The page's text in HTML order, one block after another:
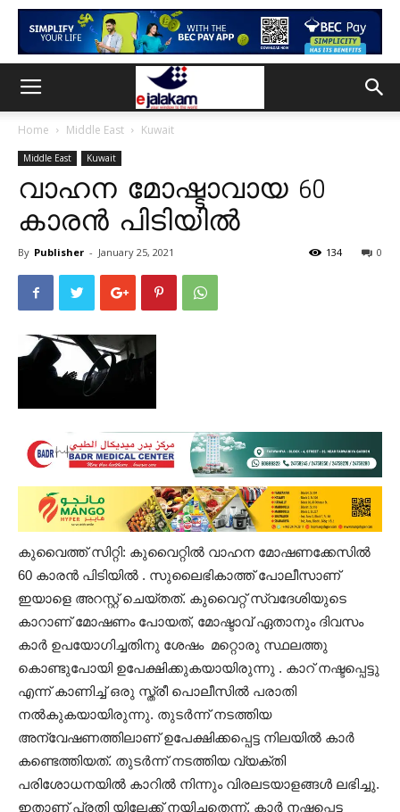
Home Middle East Kuwait
Middle East Kuwait
വാഹന മോഷ്ടാവായ 60
കാരൻ പിടിയിൽ
By Publisher - January 25, 2021 0
134
കുവൈത്ത് സിറ്റി: കുവൈറ്റിൽ വാഹന മോഷണക്കേസിൽ
60 കാരൻ പിടിയിൽ . സുലൈഭികാത്ത് പോലീസാണ്
ഇയാളെ അറസ്റ്റ് ചെയ്തത്. കുവൈറ്റ് സ്വദേശിയുടെ
കാറാണ് മോഷണം പോയത്, മോഷ്ടാവ് ഏതാനും ദിവസം
കാർ ഉപയോഗിച്ചതിനു ശേഷം മറ്റൊരു സ്ഥലത്തു
കൊണ്ടുപോയി ഉപേക്ഷിക്കുകയായിരുന്നു . കാറ് നഷ്ടപ്പെട്ടു
എന്ന് കാണിച്ച് ഒരു സ്ത്രീ പൊലീസിൽ പരാതി
നൽകുകയായിരുന്നു. തുടർന്ന് നടത്തിയ
അന്വേഷണത്തിലാണ് ഉപേക്ഷിക്കപ്പെട്ട നിലയിൽ കാർ
കണ്ടെത്തിയത്. തുടർന്ന് നടത്തിയ വ്യക്തി
പരിശോധനയിൽ കാറിൽ നിന്നും വിരലടയാളങ്ങൾ ലഭിച്ചു.
ഇതാണ് പ്രതി യിലേക്ക് നയിച്ചതെന്ന്, കാർ നഷ്ടപ്പെട്ട